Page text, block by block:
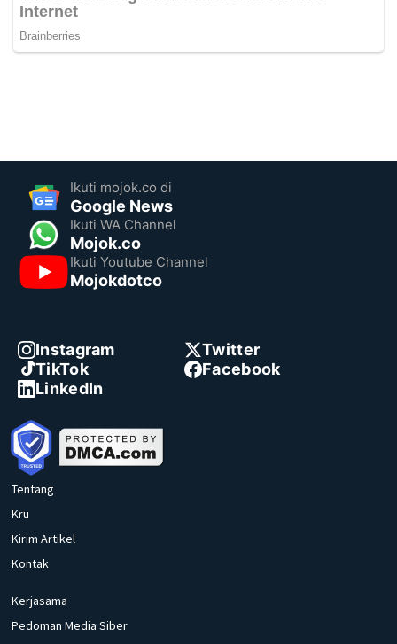
Ikuti mojok.co di
Google News
Ikuti WA Channel
Mojok.co
Ikuti Youtube Channel
Mojokdotco
Instagram
Twitter
TikTok
Facebook
LinkedIn
Tentang
Kru
Kirim Artikel
Kontak
Kerjasama
Pedoman Media Siber